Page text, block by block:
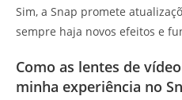
Sim, a Snap promete
sempre haja novos efeitos e
Como as lentes de
minha experiência no